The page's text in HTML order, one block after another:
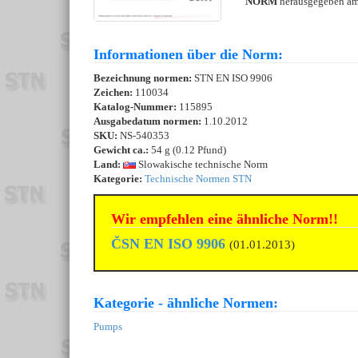
Informationen über die Norm:
Bezeichnung normen: STN EN ISO 9906
Zeichen: 110034
Katalog-Nummer: 115895
Ausgabedatum normen: 1.10.2012
SKU: NS-540353
Gewicht ca.: 54 g (0.12 Pfund)
Land:
Slowakische technische Norm
Kategorie: Technische Normen STN
Wir empfehlen eine ähnliche Norm!!
ČSN EN ISO 9906 (01.01.2013)
Kategorie - ähnliche Normen:
Pumps